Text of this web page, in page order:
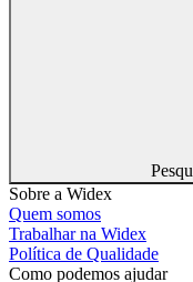
Sobre a Widex
Quem somos
Trabalhar na Widex
Política de Qualidade
Como podemos ajudar